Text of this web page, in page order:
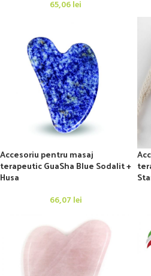
65,06lei
Accesoriu pentru masaj
terapeutic GuaSha Blue Sodalit +
Husa
66,07 lei